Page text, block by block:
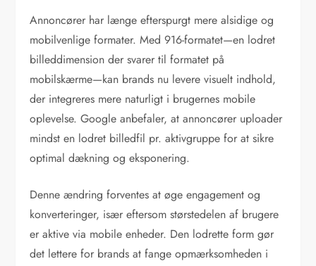
Annoncører har længe efterspurgt mere alsidige og
mobilvenlige formater. Med 916-formatet—en lodret
billeddimension der svarer til formatet på
mobilskærme—kan brands nu levere visuelt indhold,
der integreres mere naturligt i brugernes mobile
oplevelse. Google anbefaler, at annoncører uploader
mindst en lodret billedfil pr. aktivgruppe for at sikre
optimal dækning og eksponering.
Denne ændring forventes at øge engagement og
konverteringer, især eftersom størstedelen af brugere
er aktive via mobile enheder. Den lodrette form gør
det lettere for brands at fange opmærksomheden i